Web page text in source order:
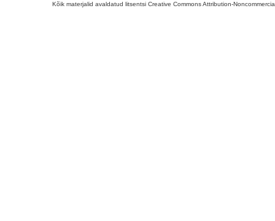
Kõik materjalid avaldatud litsentsi Creative Commons Attribution-